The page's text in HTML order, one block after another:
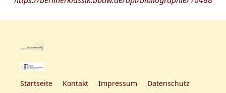
Startseite Kontakt Impressum Datenschutz